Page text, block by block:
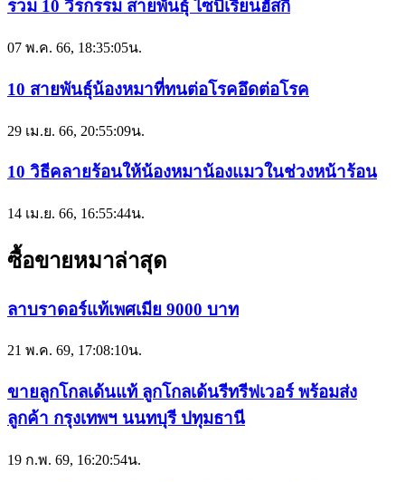
รวม 10 วีรกรรม สายพันธุ์ ไซบีเรียนฮัสกี้
07 พ.ค. 66, 18:35:05น.
10 สายพันธุ์น้องหมาที่ทนต่อโรคอึดต่อโรค
29 เม.ย. 66, 20:55:09น.
10 วิธีคลายร้อนให้น้องหมาน้องแมวในช่วงหน้าร้อน
14 เม.ย. 66, 16:55:44น.
ซื้อขายหมาล่าสุด
ลาบราดอร์แท้เพศเมีย 9000 บาท
21 พ.ค. 69, 17:08:10น.
ขายลูกโกลเด้นแท้ ลูกโกลเด้นรีทรีฟเวอร์ พร้อมส่ง
ลูกค้า กรุงเทพฯ นนทบุรี ปทุมธานี
19 ก.พ. 69, 16:20:54น.